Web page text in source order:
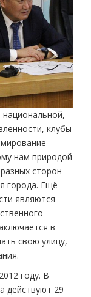
клубы
нам природой
сторон
города. Ещё
являются
в
свою улицу,
году. В
действуют 29